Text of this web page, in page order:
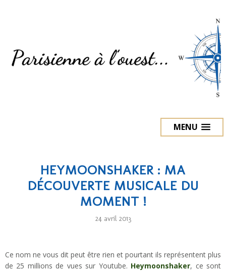
MENU
HEYMOONSHAKER : MA
DÉCOUVERTE MUSICALE DU
MOMENT !
24 avril 2013
Ce nom ne vous dit peut être rien et pourtant ils représentent plus
de 25 millions de vues sur Youtube. Heymoonshaker, ce sont